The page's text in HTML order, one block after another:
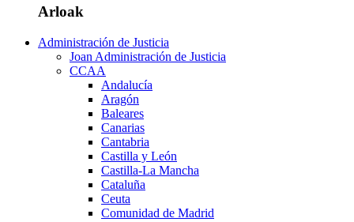
Arloak
Administración de Justicia
Joan Administración de Justicia
CCAA
Andalucía
Aragón
Baleares
Canarias
Cantabria
Castilla y León
Castilla-La Mancha
Cataluña
Ceuta
Comunidad de Madrid